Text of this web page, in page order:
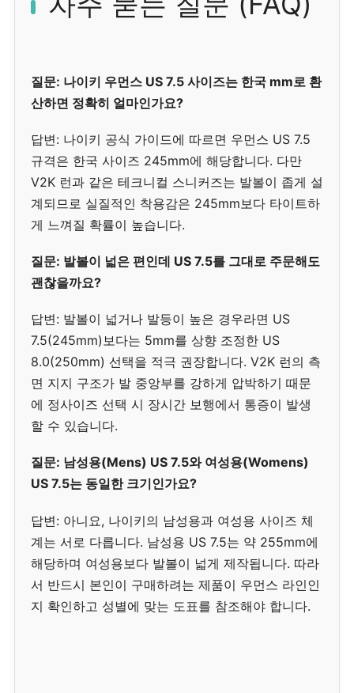
질문: 나이키 우먼스 US 7.5 사이즈는 한국 mm로 환
산하면 정확히 얼마인가요?
답변: 나이키 공식 가이드에 따르면 우먼스 US 7.5
규격은 한국 사이즈 245mm에 해당합니다. 다만
V2K 런과 같은 테크니컬 스니커즈는 발볼이 좁게 설
계되므로 실질적인 착용감은 245mm보다 타이트하
게 느껴질 확률이 높습니다.
질문: 발볼이 넓은 편인데 US 7.5를 그대로 주문해도
괜찮을까요?
답변: 발볼이 넓거나 발등이 높은 경우라면 US
7.5(245mm)보다는 5mm를 상향 조정한 US
8.0(250mm) 선택을 적극 권장합니다. V2K 런의 측
면 지지 구조가 발 중앙부를 강하게 압박하기 때문
에 정사이즈 선택 시 장시간 보행에서 통증이 발생
할 수 있습니다.
질문: 남성용(Mens) US 7.5와 여성용(Womens)
US 7.5는 동일한 크기인가요?
답변: 아니요, 나이키의 남성용과 여성용 사이즈 체
계는 서로 다릅니다. 남성용 US 7.5는 약 255mm에
해당하며 여성용보다 발볼이 넓게 제작됩니다. 따라
서 반드시 본인이 구매하려는 제품이 우먼스 라인인
지 확인하고 성별에 맞는 도표를 참조해야 합니다.